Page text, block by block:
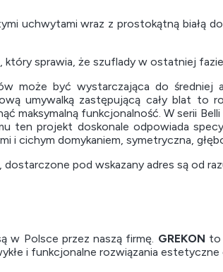
uchwytami wraz z prostokątną białą
, który sprawia, że szuflady w ostatniej fazie
może być wystarczająca do średniej
umywalką zastępującą cały blat to
maksymalną funkcjonalność. W serii
ten projekt doskonale odpowiada
i cichym domykaniem, symetryczna,
pod wskazany adres są od
w Polsce przez naszą firmę. GREKON to
i funkcjonalne rozwiązania